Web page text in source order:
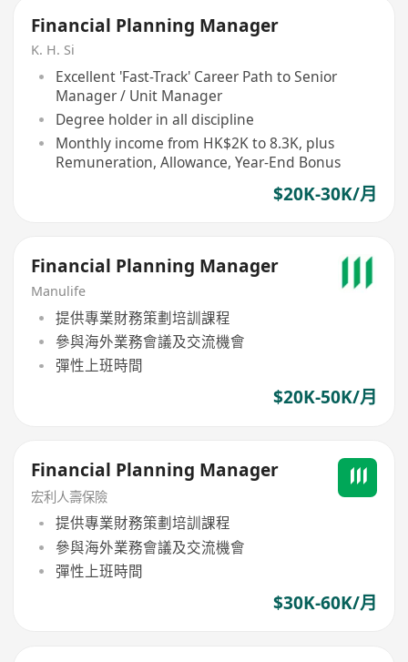
Financial Planning Manager
K. H. Si
Excellent 'Fast-Track' Career Path to Senior
Manager / Unit Manager
Degree holder in all discipline
Monthly income from HK$2K to 8.3K, plus
Remuneration, Allowance, Year-End Bonus
$20K-30K/月
Financial Planning Manager
Manulife
提供專業財務策劃培訓課程
參與海外業務會議及交流機會
彈性上班時間
$20K-50K/月
Financial Planning Manager
宏利人壽保險
提供專業財務策劃培訓課程
參與海外業務會議及交流機會
彈性上班時間
$30K-60K/月